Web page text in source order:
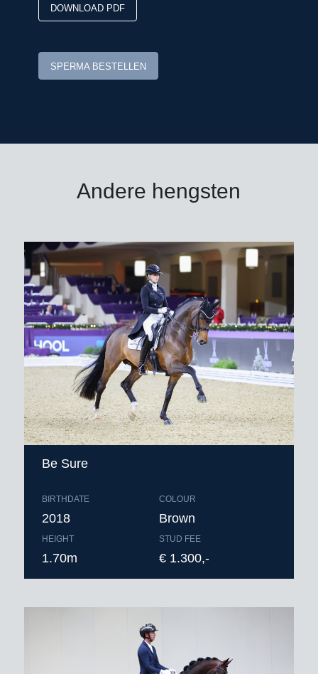
DOWNLOAD PDF
SPERMA BESTELLEN
Andere hengsten
Be Sure
BIRTHDATE
2018
HEIGHT
1.70m
COLOUR
Brown
STUD FEE
€ 1.300,-